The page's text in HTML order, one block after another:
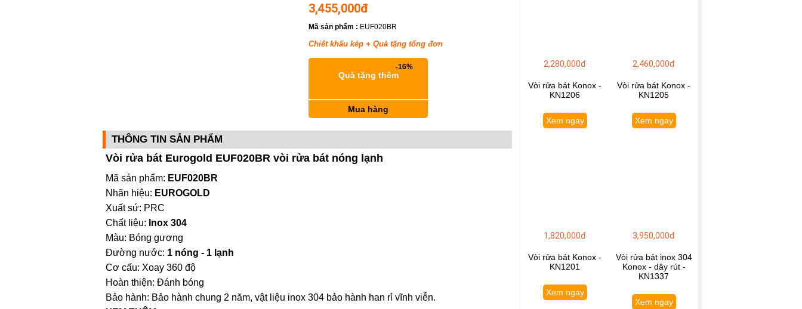
3,455,000đ
Mã sản phẩm : EUF020BR
Chiết khấu kép + Quà tặng tổng đơn
-16%
Quà tặng thêmkeyboard_return
THÔNG TIN SẢN PHẨM
Vòi rửa bát Eurogold EUF020BR vòi rửa bát nóng lạnh
Mã sản phẩm: EUF020BR
Nhãn hiệu: EUROGOLD
Xuất sứ: PRC
Chất liệu: Inox 304
Màu: Bóng gương
Đường nước: 1 nóng - 1 lạnh
Cơ cấu: Xoay 360 độ
Hoàn thiện: Đánh bóng
Bảo hành: Bảo hành chung 2 năm, vật liệu inox 304 bảo hành han rỉ vĩnh viễn.
2,280,000đ
Vòi rửa bát Konox -
KN1206
Xem ngay
2,460,000đ
Vòi rửa bát Konox -
KN1205
Xem ngay
1,820,000đ
Vòi rửa bát Konox -
KN1201
Xem ngay
3,950,000đ
Vòi rửa bát inox 304
Konox - dây rút -
KN1337
Xem ngay